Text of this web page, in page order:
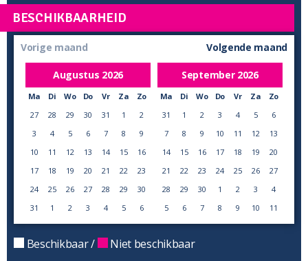
BESCHIKBAARHEID
Vorige maand
Augustus 2026
Ma Di Wo Do Vr Za
Zo
27
28 29 30 31 1
2
3
4 5 6 7 8
9
10
11 12 13 14 15
16
17
18 19 20 21 22
23
24
25 26 27 28 29
30
31
1 2 3 4 5 6
Volgende maand
September 2026
Ma Di Wo Do Vr Za
Zo
31
1 2 3 4 5
6
7
8 9 10 11 12
13
14
15 16 17 18 19
20
21
22 23 24 25 26
27
28
29 30 1 2 3
4
5
6 7 8 9 10 11
Beschikbaar / Niet beschikbaar